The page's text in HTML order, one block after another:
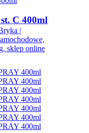
C 400ml